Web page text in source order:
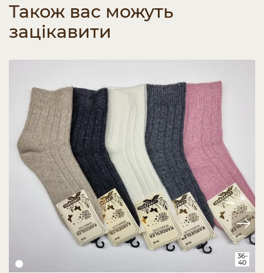
Також вас можуть
зацікавити
36-
40